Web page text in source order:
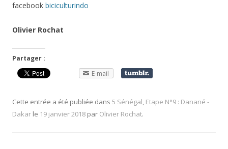
facebook biciculturindo
Olivier Rochat
Partager :
E-mail
Cette entrée a été publiée dans 5 Sénégal, Etape N°9 : Danané -
Dakar le 19 janvier 2018 par Olivier Rochat.